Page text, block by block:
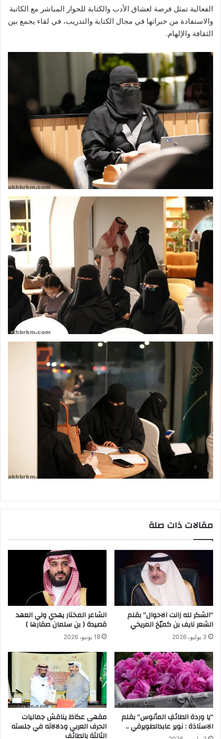
الفعالية تمثل فرصة لعشاق الأدب والكتابة للحوار المباشر مع الكاتبة
والاستفادة من خبراتها في مجال الكتابة والتدريب، في لقاء يجمع بين
الثقافة والإلهام.
مقالات ذات صلة
“الشكر لله زانت الاحوال” بقلم
الشعر نايف بن كميّخ المريخي
3 يوليو، 2026
الشاعر المختار يهدي ولي العهد
قصيدة ( بن سلمان صقارها )
18 يونيو، 2026
“يا وردة الطائفِ المأنوس” بقلم
الاستاذة : نوير عابدالطويرقي ..
مقهى عكاظ يناقش جماليات
الحرف العربي ودلالاته في جلسته
الثالثة بالطائف